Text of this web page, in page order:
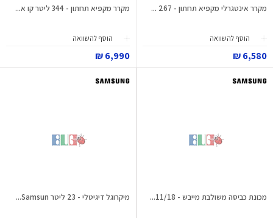
מקרר אינטגרלי מקפיא תחתון - 267 ...
הוסף להשוואה
6,580 ₪
מקרר מקפיא תחתון - 344 ליטר קו א...
הוסף להשוואה
6,990 ₪
מכונת כביסה משולבת מייבש - 11/18... מיקרוגל דיגיטלי - 23 ליטר Samsun...